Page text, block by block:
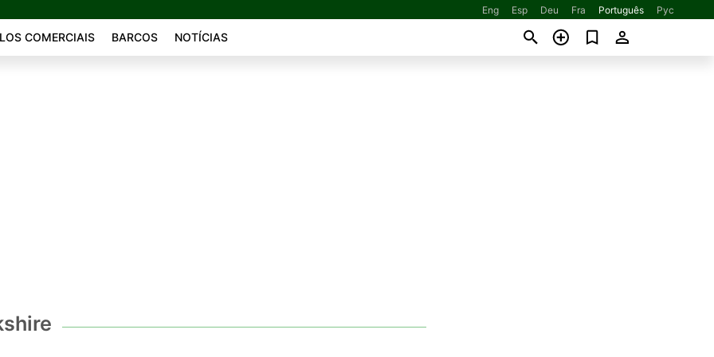
Eng Esp Deu Fra Português Рус
COMERCIAIS BARCOS NOTÍCIAS